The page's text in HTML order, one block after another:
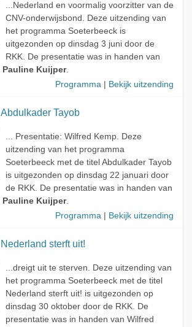
...Nederland en voormalig voorzitter van de
CNV-onderwijsbond. Deze uitzending van
het programma Soeterbeeck is
uitgezonden op dinsdag 3 juni door de
RKK. De presentatie was in handen van
Pauline Kuijper.
Programma
Bekijk uitzending
Abdulkader Tayob
... Presentatie: Wilfred Kemp. Deze
uitzending van het programma
Soeterbeeck met de titel Abdulkader Tayob
is uitgezonden op dinsdag 22 januari door
de RKK. De presentatie was in handen van
Pauline Kuijper.
Programma
Bekijk uitzending
Nederland sterft uit!
...dreigt uit te sterven. Deze uitzending van
het programma Soeterbeeck met de titel
Nederland sterft uit! is uitgezonden op
dinsdag 30 oktober door de RKK. De
presentatie was in handen van Wilfred